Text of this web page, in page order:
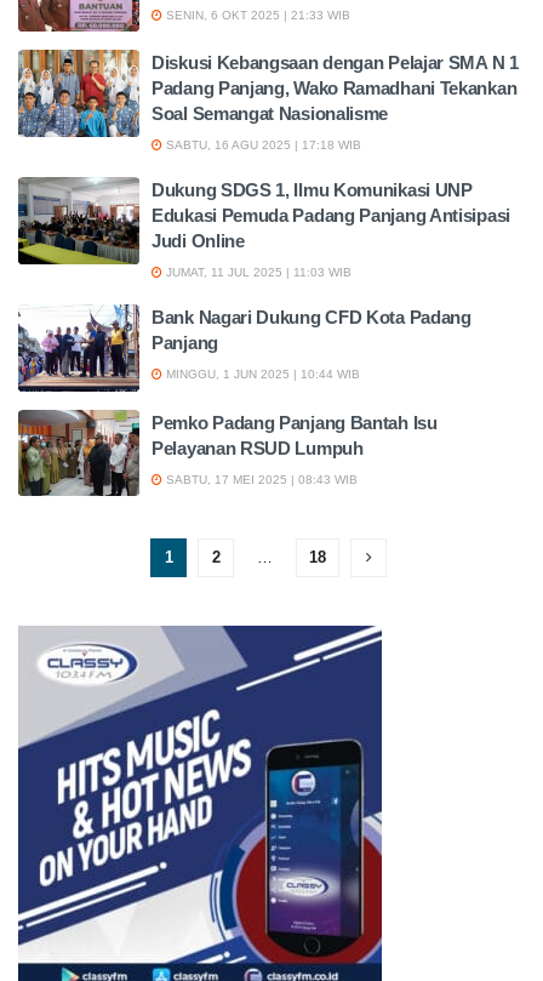
SENIN, 6 OKT 2025 | 21:33 WIB
Diskusi Kebangsaan dengan Pelajar SMA N 1
Padang Panjang, Wako Ramadhani Tekankan
Soal Semangat Nasionalisme
SABTU, 16 AGU 2025 | 17:18 WIB
Dukung SDGS 1, Ilmu Komunikasi UNP
Edukasi Pemuda Padang Panjang Antisipasi
Judi Online
JUMAT, 11 JUL 2025 | 11:03 WIB
Bank Nagari Dukung CFD Kota Padang
Panjang
MINGGU, 1 JUN 2025 | 10:44 WIB
Pemko Padang Panjang Bantah Isu
Pelayanan RSUD Lumpuh
SABTU, 17 MEI 2025 | 08:43 WIB
1 2 … 18